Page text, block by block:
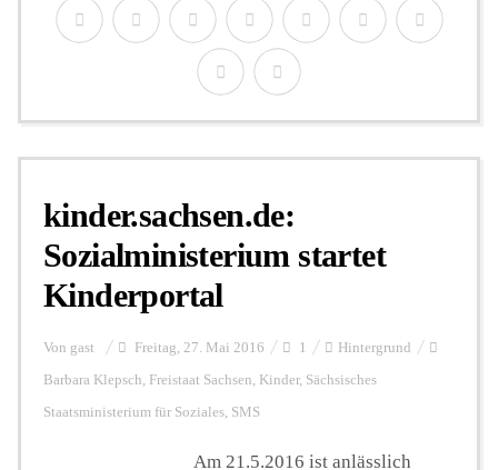
kinder.sachsen.de:
Sozialministerium startet
Kinderportal
Von gast Freitag, 27. Mai 2016 1 Hintergrund
Barbara Klepsch, Freistaat Sachsen, Kinder, Sächsisches
Staatsministerium für Soziales, SMS
Am 21.5.2016 ist anlässlich